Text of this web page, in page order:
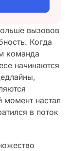
вызовов
Когда
команда
начинаются
момент настал
в поток